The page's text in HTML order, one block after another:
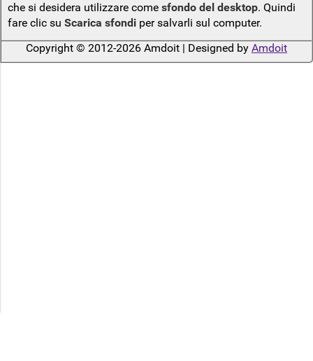
che si desidera utilizzare come sfondo del desktop. Quindi
fare clic su Scarica sfondiper salvarli sul computer.
Copyright © 2012-2026 Amdoit | Designed by Amdoit